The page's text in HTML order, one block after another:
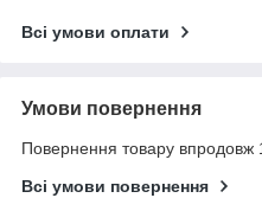
Всі умови оплати
Умови повернення
Повернення товару впродовж
Всі умови повернення